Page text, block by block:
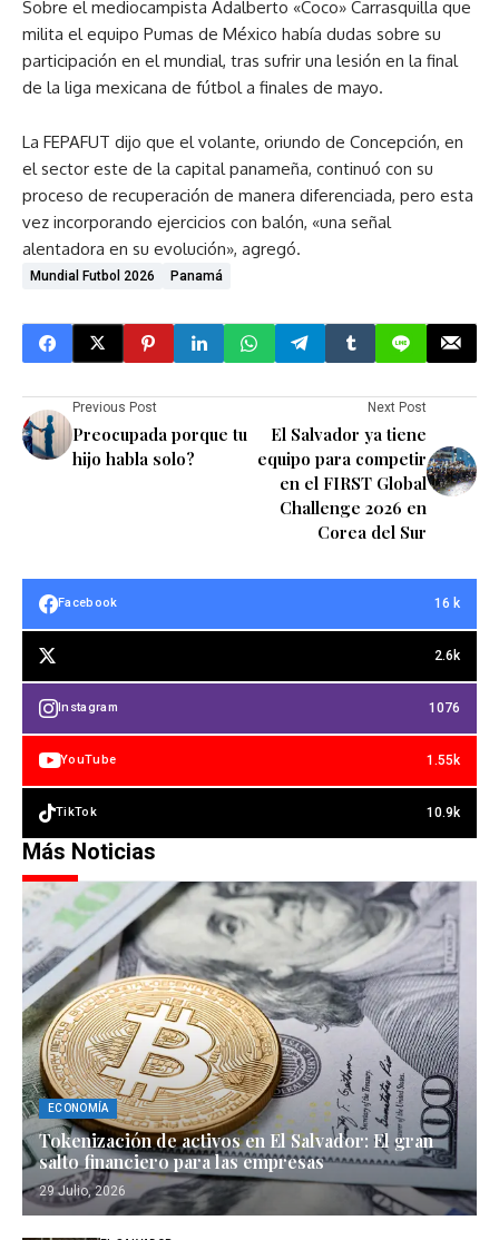
Sobre el mediocampista Adalberto «Coco» Carrasquilla que
milita el equipo Pumas de México había dudas sobre su
participación en el mundial, tras sufrir una lesión en la final
de la liga mexicana de fútbol a finales de mayo.
La FEPAFUT dijo que el volante, oriundo de Concepción, en
el sector este de la capital panameña, continuó con su
proceso de recuperación de manera diferenciada, pero esta
vez incorporando ejercicios con balón, «una señal
alentadora en su evolución», agregó.
Mundial Futbol 2026 Panamá
Previous Post
Preocupada porque tu
hijo habla solo?
Next Post
El Salvador ya tiene
equipo para competir
en el FIRST Global
Challenge 2026 en
Corea del Sur
Facebook 16 k
2.6k
Instagram 1076
YouTube 1.55k
TikTok 10.9k
Más Noticias
ECONOMÍA
Tokenización de activos en El Salvador: El gran
salto financiero para las empresas
29 Julio, 2026